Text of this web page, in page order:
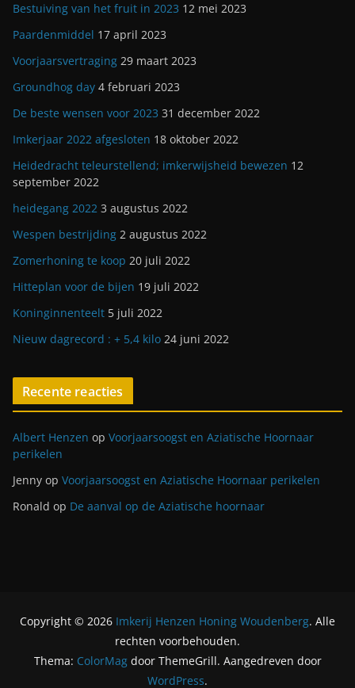
Bestuiving van het fruit in 2023 12 mei 2023
Paardenmiddel 17 april 2023
Voorjaarsvertraging 29 maart 2023
Groundhog day 4 februari 2023
De beste wensen voor 2023 31 december 2022
Imkerjaar 2022 afgesloten 18 oktober 2022
Heidedracht teleurstellend; imkerwijsheid bewezen 12
september 2022
heidegang 2022 3 augustus 2022
Wespen bestrijding 2 augustus 2022
Zomerhoning te koop 20 juli 2022
Hitteplan voor de bijen 19 juli 2022
Koninginnenteelt 5 juli 2022
Nieuw dagrecord : + 5,4 kilo 24 juni 2022
Recente reacties
Albert Henzen op Voorjaarsoogst en Aziatische Hoornaar
perikelen
Jenny op Voorjaarsoogst en Aziatische Hoornaar perikelen
Ronald op De aanval op de Aziatische hoornaar
Copyright © 2026 Imkerij Henzen Honing Woudenberg. Alle
rechten voorbehouden.
Thema: ColorMagdoor ThemeGrill. Aangedreven door
WordPress.